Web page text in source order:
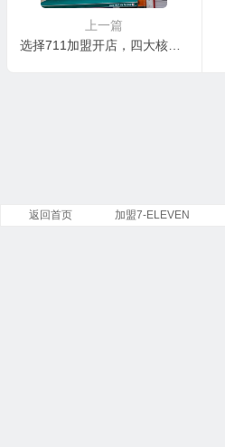
上一篇
选择711加盟开店，四大核心优势助力稳定创业
返回首页 加盟7-ELEVEN